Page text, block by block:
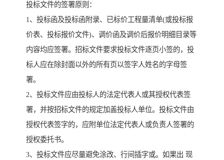
投标文件的签署原则：
1、投标函及投标函附录、已标价工程量清单(或投标报
价表、投标报价文件)、调价函及调价后报价明细目录等
内容均应签署。招标文件要求投标文件逐页小签的，投
标人应在除封面以外的所有页以签字人姓名的字母签
署。
2、投标文件应由投标人的法定代表人或其授权代表签
署，并按招标文件的规定加盖投标人单位。投标文件由
授权代表签字的，应附单位法定代表人或负责人签署的
授权委托书。
3、投标文件应尽量避免涂改、行间插字或。如果出 现